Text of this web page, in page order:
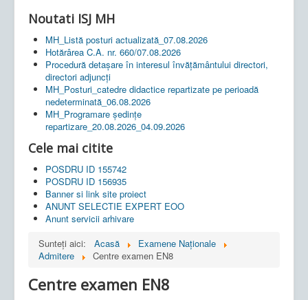
Noutati ISJ MH
MH_Listă posturi actualizată_07.08.2026
Hotărârea C.A. nr. 660/07.08.2026
Procedură detașare în interesul învățământului directori,
directori adjuncți
MH_Posturi_catedre didactice repartizate pe perioadă
nedeterminată_06.08.2026
MH_Programare ședințe
repartizare_20.08.2026_04.09.2026
Cele mai citite
POSDRU ID 155742
POSDRU ID 156935
Banner si link site proiect
ANUNT SELECTIE EXPERT EOO
Anunt servicii arhivare
Sunteți aici:
Acasă
Examene Naționale
Admitere
Centre examen EN8
Centre examen EN8